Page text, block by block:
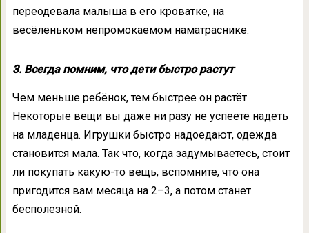
переодевала малыша в его кроватке, на
весёленьком непромокаемом наматраснике.
3. Всегда помним, что дети быстро растут
Чем меньше ребёнок, тем быстрее он растёт.
Некоторые вещи вы даже ни разу не успеете надеть
на младенца. Игрушки быстро надоедают, одежда
становится мала. Так что, когда задумываетесь, стоит
ли покупать какую-то вещь, вспомните, что она
пригодится вам месяца на 2–3, а потом станет
бесполезной.